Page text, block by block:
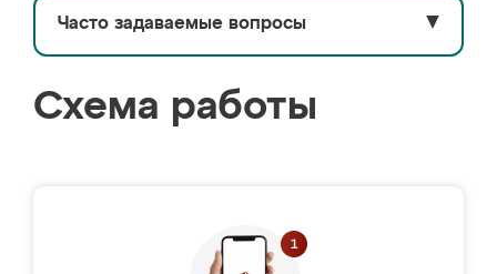
Часто задаваемые вопросы ▼
Схема работы